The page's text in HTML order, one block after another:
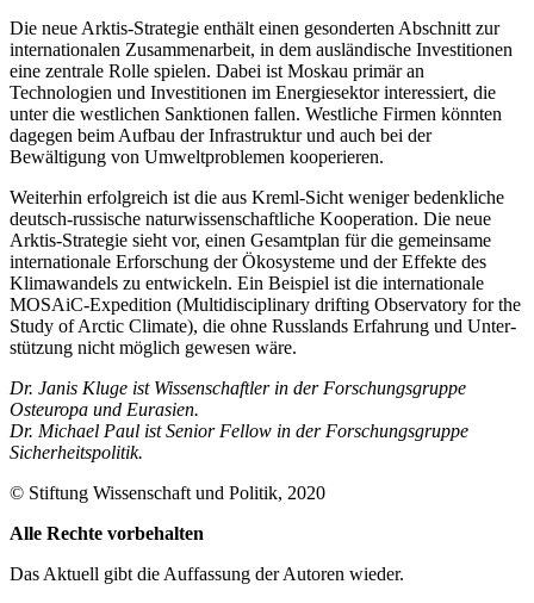
Die neue Arktis-Strategie enthält einen gesonderten Abschnitt zur
internationalen Zusammenarbeit, in dem ausländische Investitionen
eine zentrale Rolle spielen. Dabei ist Moskau primär an
Technologien und Investitionen im Energiesektor inter­essiert, die
unter die westlichen Sanktionen fallen. Westliche Firmen könnten
dagegen beim Aufbau der Infrastruktur und auch bei der
Bewältigung von Umweltproblemen kooperieren.
Weiterhin erfolgreich ist die aus Kreml-Sicht weniger bedenkliche
deutsch-russische naturwissenschaftliche Kooperation. Die neue
Arktis-Strategie sieht vor, einen Ge­samtplan für die gemeinsame
internatio­nale Erforschung der Ökosysteme und der Effekte des
Klimawandels zu entwickeln. Ein Beispiel ist die internationale
MOSAiC-Expedition (Multidisciplinary drifting Ob­servatory for the
Study of Arctic Climate), die ohne Russlands Erfahrung und Unter­
stützung nicht möglich gewesen wäre.
Dr. Janis Kluge ist Wissenschaftler in der Forschungsgruppe
Osteuropa und Eurasien.
Dr. Michael Paul ist Senior Fellow in der Forschungsgruppe
Sicherheitspolitik.
© Stiftung Wissenschaft und Politik, 2020
Alle Rechte vorbehalten
Das Aktuell gibt die Auf­fassung der Autoren wieder.